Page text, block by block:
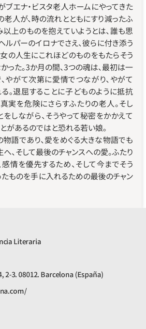
ブエナ・ビスタ老人ホームにやってきた
老人が、時の流れとともにすり減ったふ
上のものを抱えていようとは、誰も思
ルパーのイロナでさえ、彼らに付き添う
の人生にこれほどのものをもたらそう
った。3か月の間、3つの魂は、最初は一
やがて次第に愛情でつながり、やがて
。退屈することに子どものように抵抗
実を危険にさらすふたりの老人。そし
をしながら、そうやって秘密をかかえて
があるのではと恐れる若い娘。
語であり、愛をめぐる大きな物語でも
へ、そして最後のチャンスへの愛。ふたり
情を優先するため、そして今までそう
ものを手に入れるための最後のチャン
Literaria
2-3. 08012. Barcelona (España)